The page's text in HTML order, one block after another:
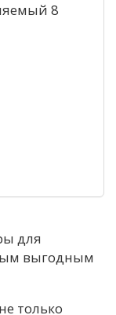
8
для
выгодным
только